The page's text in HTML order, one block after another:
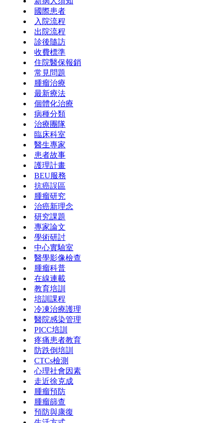
國際患者
入院流程
出院流程
診後隨訪
收費標準
住院醫保報銷
常見問題
腫瘤治療
最新療法
個體化治療
病種分類
治療團隊
臨床科室
醫生專家
患者故事
護理計畫
BEU服務
抗癌誤區
腫瘤研究
治癌新理念
研究課題
專家論文
學術研討
中心實驗室
醫學影像檢查
腫瘤科普
在線連載
教育培訓
培訓課程
冷凍治療護理
醫院感染管理
PICC培訓
疼痛患者教育
防跌倒培訓
CTCs檢測
心理社會因素
走近徐克成
腫瘤預防
腫瘤篩查
預防與康復